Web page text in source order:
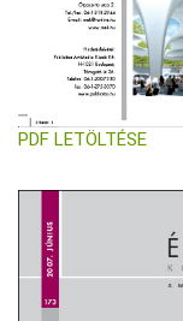
PDF LETÖLTÉSE